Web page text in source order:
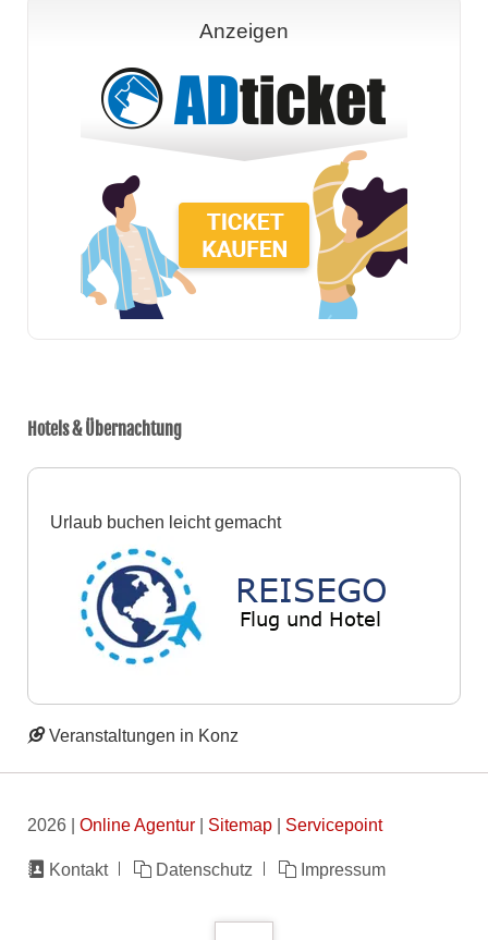
Anzeigen
Hotels & Übernachtung
Urlaub buchen leicht gemacht
Veranstaltungen in Konz
2026 | Online Agentur| Sitemap| Servicepoint
Navigation
Kontakt Datenschutz Impressum